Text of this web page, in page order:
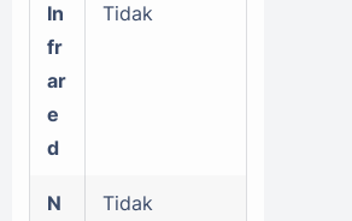
In
fr
ar
e
d
Tidak
N
Tidak